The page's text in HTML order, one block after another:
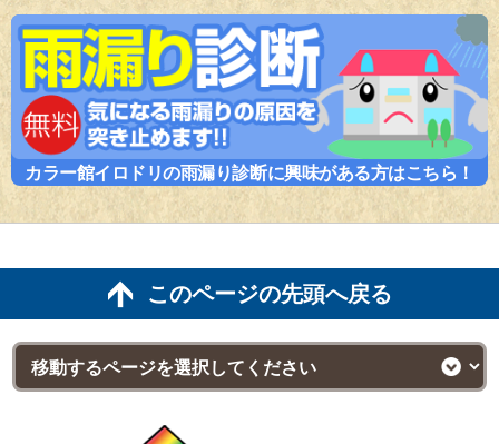
カラー館イロドリの雨漏り診断に興味がある方はこちら！
このページの先頭へ戻る